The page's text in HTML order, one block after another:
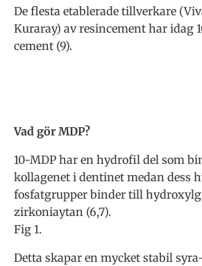
De flesta etablerade tillverkare
Kuraray) av resincement har idag
cement (9).
Vad gör MDP?
10-MDP har en hydrofil del som
kollagenet i dentinet medan dess
fosfatgrupper binder till
zirkoniaytan (6,7).
Fig 1.
Detta skapar en mycket stabil